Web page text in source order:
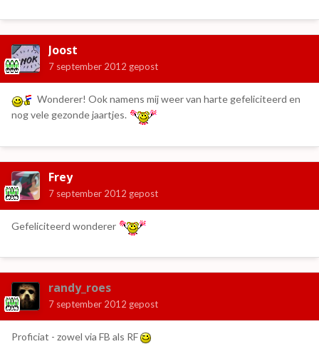
Joost
7 september 2012 gepost
Wonderer! Ook namens mij weer van harte gefeliciteerd en
nog vele gezonde jaartjes.
Frey
7 september 2012 gepost
Gefeliciteerd wonderer
randy_roes
7 september 2012 gepost
Proficiat - zowel via FB als RF